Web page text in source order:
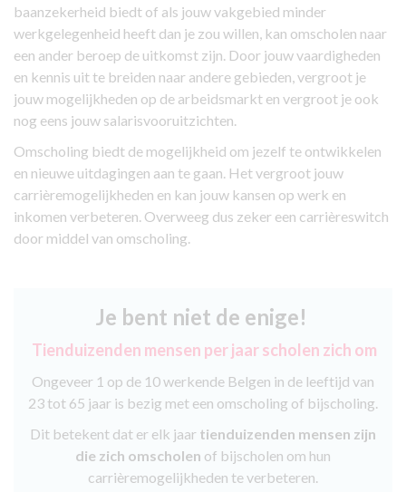
baanzekerheid biedt of als jouw vakgebied minder
werkgelegenheid heeft dan je zou willen, kan omscholen naar
een ander beroep de uitkomst zijn. Door jouw vaardigheden
en kennis uit te breiden naar andere gebieden, vergroot je
jouw mogelijkheden op de arbeidsmarkt en vergroot je ook
nog eens jouw salarisvooruitzichten.
Omscholing biedt de mogelijkheid om jezelf te ontwikkelen
en nieuwe uitdagingen aan te gaan. Het vergroot jouw
carrièremogelijkheden en kan jouw kansen op werk en
inkomen verbeteren. Overweeg dus zeker een carrièreswitch
door middel van omscholing.
Je bent niet de enige!
Tienduizenden mensen per jaar scholen zich om
Ongeveer 1 op de 10 werkende Belgen in de leeftijd van
23 tot 65 jaar is bezig met een omscholing of bijscholing.
Dit betekent dat er elk jaar tienduizenden mensen zijn
die zich omscholen of bijscholen om hun
carrièremogelijkheden te verbeteren.